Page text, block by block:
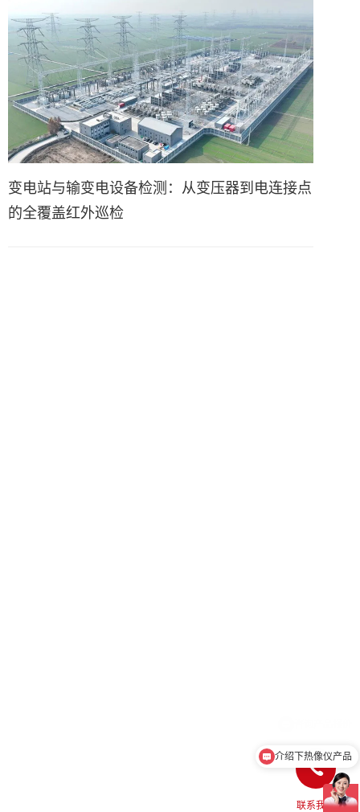
变电站与输变电设备检测：从变压器到电连接点
的全覆盖红外巡检
联系我们
介绍下热像仪产品